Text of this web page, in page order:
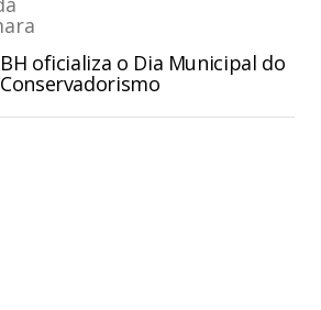
BH oficializa o Dia Municipal do
Conservadorismo